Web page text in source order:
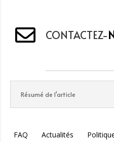
CONTACTEZ-
Résumé de l'article
FAQ Actualités